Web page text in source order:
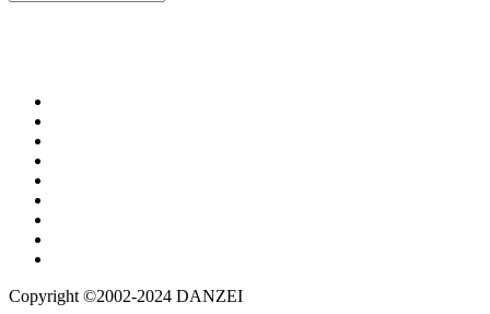
Copyright ©2002-2024 DANZEI